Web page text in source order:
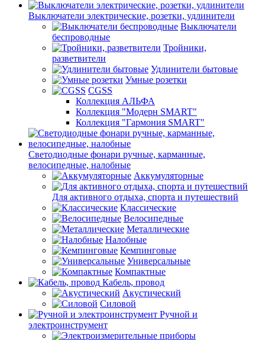
Выключатели электрические, розетки, удлинители
Выключатели
беспроводные
Тройники,
разветвители
Удлинители бытовые
Умные розетки
CGSS
Коллекция АЛЬФА
Коллекция "Модерн SMART"
Коллекция "Гармония SMART"
Светодиодные фонари ручные, карманные,
велосипедные, налобные
Аккумуляторные
Для активного отдыха, спорта и путешествий
Классические
Велосипедные
Металлические
Налобные
Кемпинговые
Универсальные
Компактные
Кабель, провод
Акустический
Силовой
Ручной и
электроинструмент